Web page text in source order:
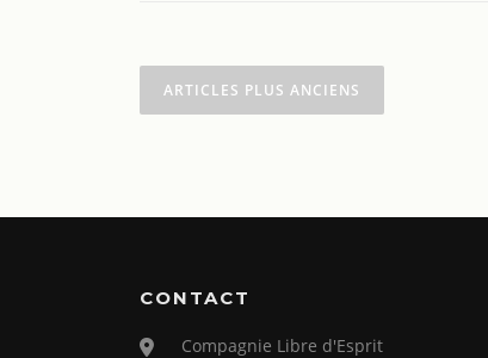
Navigation
des
ARTICLES PLUS ANCIENS
CONTACT
Compagnie Libre d'Esprit